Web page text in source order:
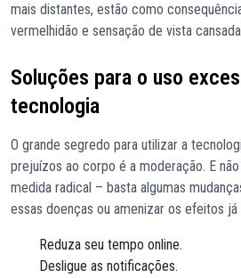
mais distantes, estão como
vermelhidão e sensação de vista
Soluções para o uso
tecnologia
O grande segredo para utilizar a
prejuízos ao corpo é a moderação. E
medida radical – basta algumas
essas doenças ou amenizar os efeitos já
Reduza seu tempo online.
Desligue as notificações.